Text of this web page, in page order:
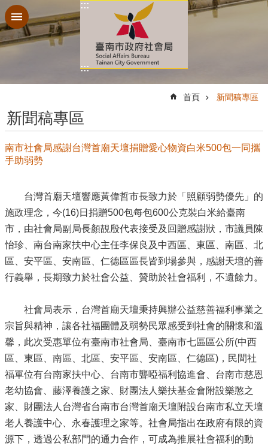
跳到主要內容區塊
:::
:::
首頁 新聞稿專區
新聞稿專區
南市社會局感謝台灣首廟天壇捐贈愛心物資白米500包一同攜
手助弱勢
台灣首廟天壇響應黃偉哲市長致力於「照顧弱勢優先」的
施政理念，今(16)日捐贈500包每包600公克裝白米給臺南
市，由社會局副局長顏靚殷代表接受及回贈感謝狀，市議員陳
怡珍、南台南家扶中心主任李保良及中西區、東區、南區、北
區、安平區、安南區、仁德區區長皆到場參與，感謝天壇的善
行義舉，長期致力於社會公益、贊助於社會福利，不遺餘力。
社會局表示，台灣首廟天壇秉持興辦公益慈善福利事業之
宗旨與精神，讓各社福團體及弱勢民眾感受到社會的關懷和溫
馨，此次受惠單位有臺南市社會局、臺南市七區區公所(中西
區、東區、南區、北區、安平區、安南區、仁德區)，民間社
福單位有台南家扶中心、台南市聾啞福利協進會、台南市慈恩
老幼協會、藤澤養護之家、財團法人樂扶基金會附設樂憨之
家、財團法人台灣省台南市台灣首廟天壇附設台南市私立天壇
老人養護中心、永春護理之家等。社會局指出在政府有限的資
源下，透過公私部門的通力合作，可成為推展社會福利的動